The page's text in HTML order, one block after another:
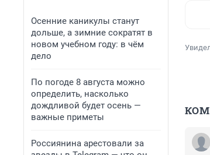
Осенние каникулы станут
дольше, а зимние сократят в
новом учебном году: в чём
дело
По погоде 8 августа можно
определить, насколько
дождливой будет осень —
важные приметы
Россиянина арестовали за